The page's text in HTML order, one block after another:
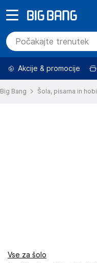
Akcije & promocije
Big Bang Šola, pisarna in hobi
Vse za šolo